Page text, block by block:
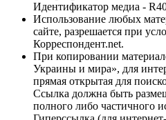
Идентификатор медиа -
Использование любых
сайте, разрешается при
Корреспондент.net.
При копировании
Украины и мира», для
прямая открытая для
Ссылка должна быть
полного либо частичного